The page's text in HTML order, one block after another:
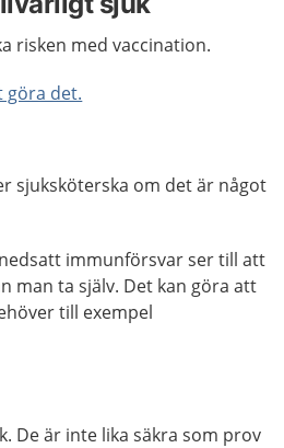
risken med vaccination.
göra det.
sjuksköterska om det är något
immunförsvar ser till att
man ta själv. Det kan göra att
till exempel
De är inte lika säkra som prov